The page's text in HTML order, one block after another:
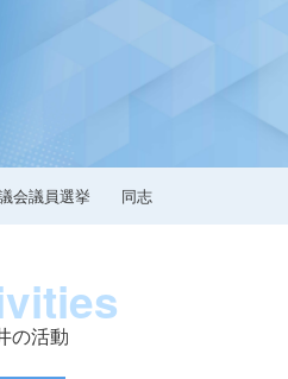
議会議員選挙 同志
の活動